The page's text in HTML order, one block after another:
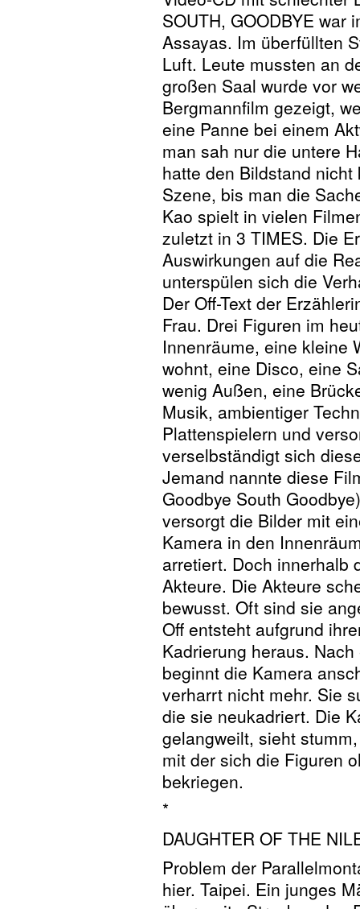
SOUTH, GOODBYE war
Assayas. Im überfüllten
Luft. Leute mussten an
großen Saal wurde vor
Bergmannfilm gezeigt,
eine Panne bei einem
man sah nur die untere
hatte den Bildstand
Szene, bis man die
Kao spielt in vielen
zuletzt in 3 TIMES. Die
Auswirkungen auf die
unterspülen sich die
Der Off-Text der
Frau. Drei Figuren im
Innenräume, eine kleine
wohnt, eine Disco, eine
wenig Außen, eine
Musik, ambientiger
Plattenspielern und
verselbständigt sich
Jemand nannte diese
Goodbye South
versorgt die Bilder mit
Kamera in den
arretiert. Doch innerhalb
Akteure. Die Akteure
bewusst. Oft sind sie
Off entsteht aufgrund
Kadrierung heraus.
beginnt die Kamera
verharrt nicht mehr. Sie
die sie neukadriert. Die
gelangweilt, sieht
mit der sich die Figuren
bekriegen.
*
DAUGHTER OF THE
Problem der
hier. Taipei. Ein junges